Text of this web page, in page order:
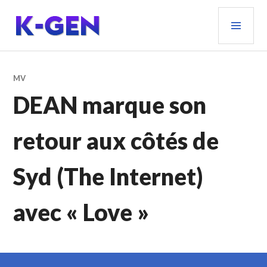
contenu
principal
K-GEN
MV
DEAN marque son
retour aux côtés de
Syd (The Internet)
avec « Love »